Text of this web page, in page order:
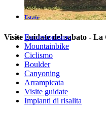
Visite guidate del sabato -
Estate
Escursionismo
Mountainbike
Ciclismo
Boulder
Canyoning
Arrampicata
Visite guidate
Impianti di risalita